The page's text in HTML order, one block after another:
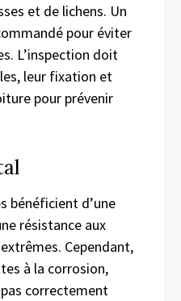
et de lichens. Un
pour éviter
L’inspection doit
leur fixation et
pour prévenir
bénéficient d’une
résistance aux
Cependant,
à la corrosion,
correctement